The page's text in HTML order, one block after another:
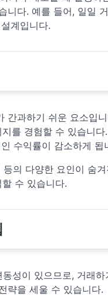
다. 예를 들어, 일일
계입니다.
과하기 쉬운 요소입
를 경험할 수 있습니
수익률이 감소하게 됩
의 다양한 요인이 숨
수 있습니다.
성이 있으므로, 거래
략을 세울 수 있습니다.